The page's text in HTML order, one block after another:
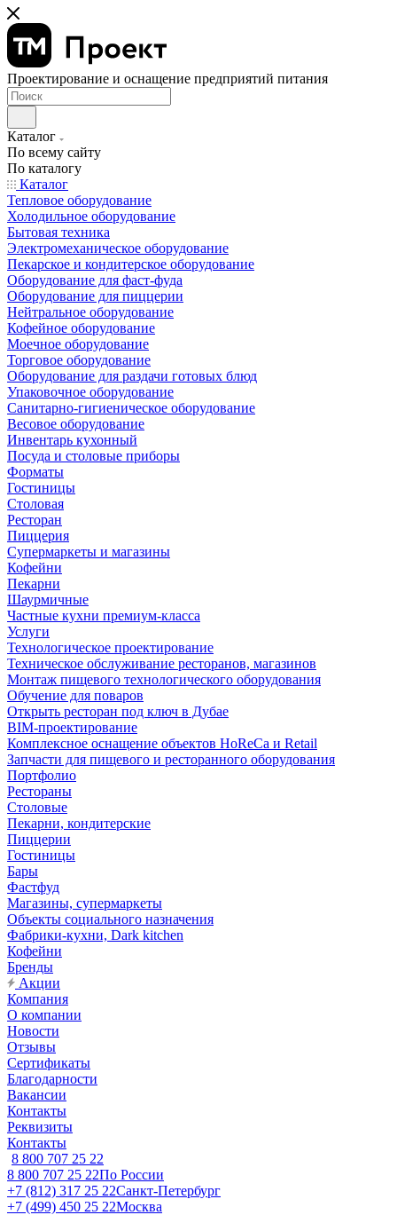
Проектирование и оснащение предприятий питания
Каталог
По всему сайту
По каталогу
Каталог
Тепловое оборудование
Холодильное оборудование
Бытовая техника
Электромеханическое оборудование
Пекарское и кондитерское оборудование
Оборудование для фаст-фуда
Оборудование для пиццерии
Нейтральное оборудование
Кофейное оборудование
Моечное оборудование
Торговое оборудование
Оборудование для раздачи готовых блюд
Упаковочное оборудование
Санитарно-гигиеническое оборудование
Весовое оборудование
Инвентарь кухонный
Посуда и столовые приборы
Форматы
Гостиницы
Столовая
Ресторан
Пиццерия
Супермаркеты и магазины
Кофейни
Пекарни
Шаурмичные
Частные кухни премиум-класса
Услуги
Технологическое проектирование
Техническое обслуживание ресторанов, магазинов
Монтаж пищевого технологического оборудования
Обучение для поваров
Открыть ресторан под ключ в Дубае
BIM-проектирование
Комплексное оснащение объектов HoReCa и Retail
Запчасти для пищевого и ресторанного оборудования
Портфолио
Рестораны
Столовые
Пекарни, кондитерские
Пиццерии
Гостиницы
Бары
Фастфуд
Магазины, супермаркеты
Объекты социального назначения
Фабрики-кухни, Dark kitchen
Кофейни
Бренды
Акции
Компания
О компании
Новости
Отзывы
Сертификаты
Благодарности
Вакансии
Контакты
Реквизиты
Контакты
8 800 707 25 22
8 800 707 25 22По России
+7 (812) 317 25 22Санкт-Петербург
+7 (499) 450 25 22Москва